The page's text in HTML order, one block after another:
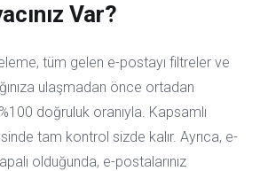
Var?
tüm gelen e-postayı filtreler ve
ulaşmadan önce ortadan
doğruluk oranıyla. Kapsamlı
tam kontrol sizde kalır. Ayrıca, e-
olduğunda, e-postalarınız